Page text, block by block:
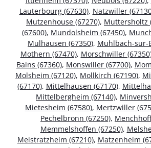
Lauterbourg (67630), Natzwiller
Mutzenhouse (67270), Muttersholtz
(67600), Mundolsheim (67450),
Mulhausen (67350), Muhlbach-sur-
Mothern (67470), Morschwiller
Bains (67360), Monswiller (67700),
Molsheim (67120), Mollkirch (67190),
(67170), Mittelhausen (67170),
Mittelbergheim (67140),
Mietesheim (67580), Mertzwiller
Pechelbronn (67250),
Memmelshoffen (67250),
Meistratzheim (67210), Matzenheim